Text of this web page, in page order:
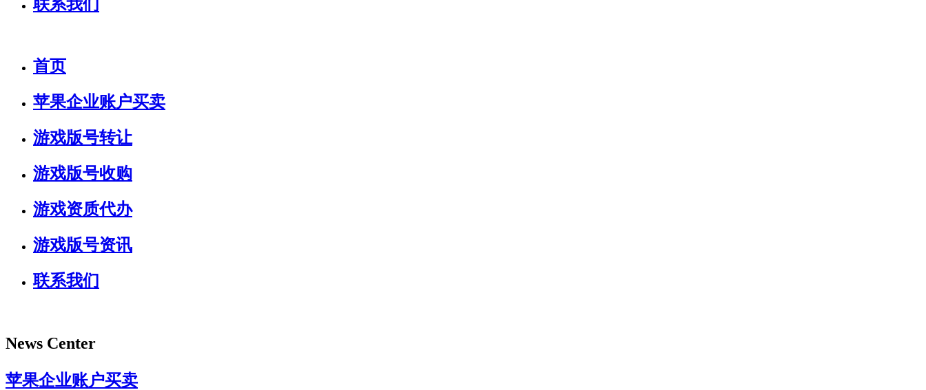
联系我们
首页
苹果企业账户买卖
游戏版号转让
游戏版号收购
游戏资质代办
游戏版号资讯
联系我们
News Center
苹果企业账户买卖